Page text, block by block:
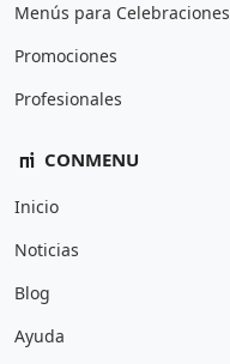
Menús para Celebraciones
Promociones
Profesionales
CONMENU
Inicio
Noticias
Blog
Ayuda